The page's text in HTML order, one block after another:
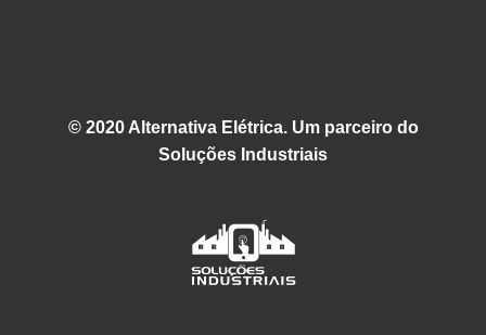
© 2020 Alternativa Elétrica. Um parceiro do
Soluções Industriais